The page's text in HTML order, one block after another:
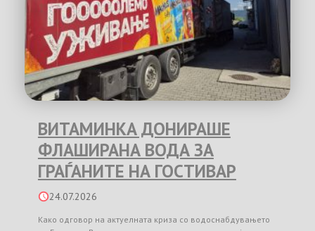
ВИТАМИНКА ДОНИРАШЕ
ФЛАШИРАНА ВОДА ЗА
ГРАЃАНИТЕ НА ГОСТИВАР
24.07.2026
Како одговор на актуелната криза со водоснабдувањето